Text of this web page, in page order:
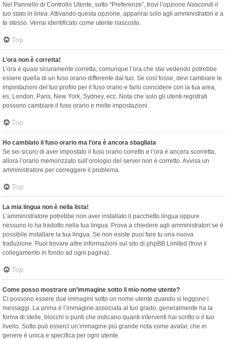
Nel Pannello di Controllo Utente, sotto “Preferenze”, trovi l’opzione Nascondi il
tuo stato in linea. Attivando questa opzione, apparirai solo agli amministratori e a
te stesso. Verrai identificato come utente nascosto.
Top
L’ora non è corretta!
L’ora è quasi sicuramente corretta, comunque l’ora che stai vedendo potrebbe
essere quella di un fuso orario differente dal tuo. Se così fosse, devi cambiare le
impostazioni del tuo profilo per il fuso orario e farlo coincidere con la tua area,
es. London, Paris, New York, Sydney, ecc. Nota che solo gli utenti registrati
possono cambiare il fuso orario e molte impostazioni.
Top
Ho cambiato il fuso orario ma l’ora è ancora sbagliata
Se sei sicuro di aver impostato il fuso orario corretto e l’ora è ancora scorretta,
allora l’orario memorizzato sull’orologio del server non è corretto. Avvisa un
amministratore per correggere il problema.
Top
La mia lingua non è nella lista!
L’amministratore potrebbe non aver installato il pacchetto lingua oppure
nessuno lo ha tradotto nella tua lingua. Prova a chiedere agli amministratori se è
possibile installare la tua lingua. Se non esiste puoi fare tu una nuova
traduzione. Puoi trovare altre informazioni sul sito di phpBB Limited (trovi il
collegamento in fondo ad ogni pagina).
Top
Come posso mostrare un’immagine sotto il mio nome utente?
Ci possono essere due immagini sotto un nome utente quando si leggono i
messaggi. La prima è l’immagine associata al tuo grado, generalmente ha la
forma di stelle, blocchi o punti che indicano quanti interventi hai scritto o il tuo
livello. Sotto può esserci un’immagine più grande nota come avatar, che in
genere è unica e specifica per ogni utente.